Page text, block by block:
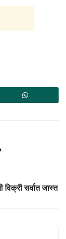
सर्वात जास्‍त